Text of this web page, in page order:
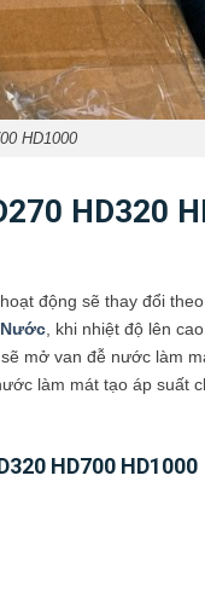
HD1000
HD320
động sẽ thay đổi
, khi nhiệt độ lên
mở van đễ nước làm
làm mát tạo áp suất
HD700 HD1000